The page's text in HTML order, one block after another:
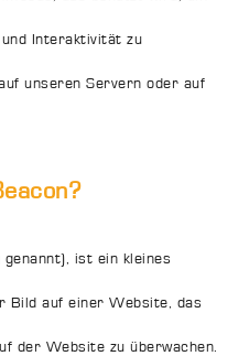
Interaktivität zu
unseren Servern oder auf
genannt), ist ein kleines
Bild auf einer Website, das
der Website zu überwachen.